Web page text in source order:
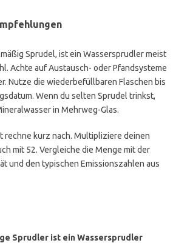
Sprudel, ist ein Wassersprudler meist
Achte auf Austausch- oder Pfandsysteme
Nutze die wiederbefüllbaren Flaschen bis
Wenn du selten Sprudel trinkst,
in Mehrweg-Glas.
rechne kurz nach. Multipliziere deinen
mit 52. Vergleiche die Menge mit der
und den typischen Emissionszahlen aus
Sprudler ist ein Wassersprudler